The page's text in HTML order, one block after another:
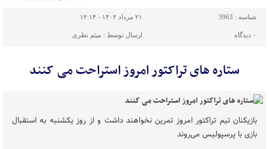
شناسه : 3963 ۲۱ مرداد ۱۴۰۲ - ۱۲:۱۴
۰ دیدگاه ارسال توسط : میثم نظری
ستاره های تراکتور امروز استراحت می کنند
بازیکنان تیم تراکتور امروز تمرین نخواهند داشت و از روز یکشنبه به استقبال
بازی با پرسپولیس می‌روند